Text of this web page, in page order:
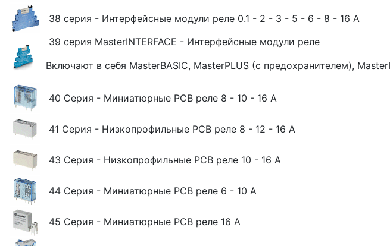
38 серия - Интерфейсные модули реле 0.1 - 2 - 3 - 5 - 6 - 8 - 16 A
39 серия MasterINTERFACE - Интерфейсные модули реле
Включают в себя MasterBASIC, MasterPLUS (с предохранителем),
40 Серия - Миниатюрные РСВ реле 8 - 10 - 16 A
41 Серия - Низкопрофильные РСВ реле 8 - 12 - 16 A
43 Серия - Низкопрофильные РСВ реле 10 - 16 А
44 Серия - Миниатюрные РСВ реле 6 - 10 А
45 Серия - Миниатюрные РСВ реле 16 А